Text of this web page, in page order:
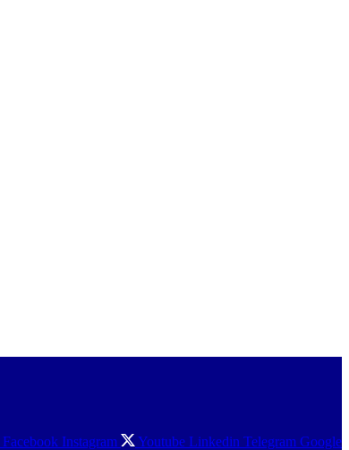
Facebook Instagram Youtube Linkedin Telegram Google